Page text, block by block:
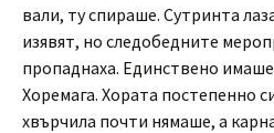
вали, ту спираше. Сутринта
изявят, но следобедните
пропаднаха. Единствено
Хоремага. Хората постепенно
хвърчила почти нямаше, а